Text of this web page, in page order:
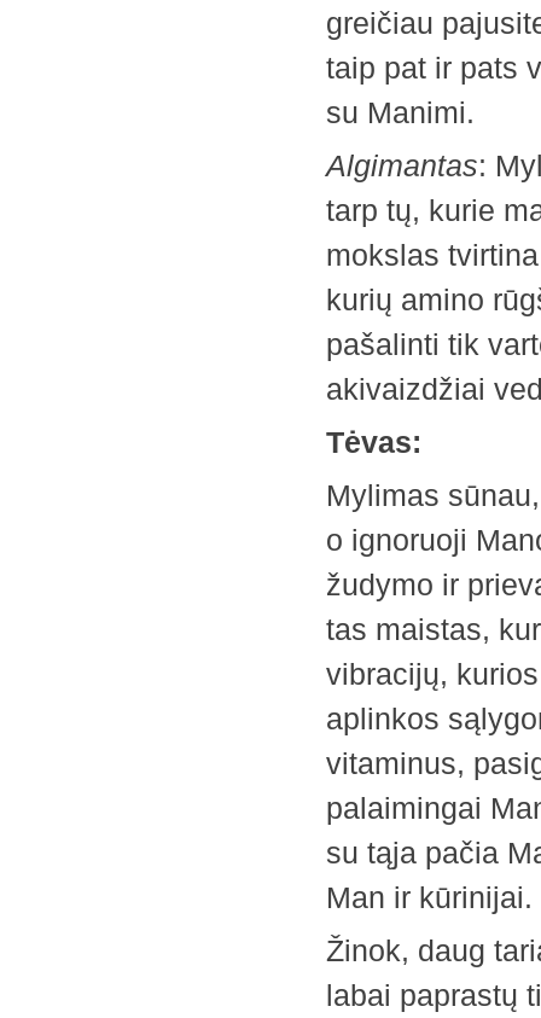
greičiau
taip pat ir pats
su Manimi.
Algimantas:
tarp tų, kurie
mokslas
kurių amino
pašalinti tik
akivaizdžiai
Tėvas:
Mylimas
o ignoruoji
žudymo ir
tas maistas,
vibracijų,
aplinkos
vitaminus,
palaimingai
su tąja pačia
Man ir kūrinijai.
Žinok, daug
labai paprastų